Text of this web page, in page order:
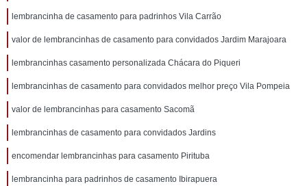
lembrancinha de casamento para padrinhos Vila Carrão
valor de lembrancinhas de casamento para convidados Jardim Marajoara
lembrancinhas casamento personalizada Chácara do Piqueri
lembrancinhas de casamento para convidados melhor preço Vila Pompeia
valor de lembrancinhas para casamento Sacomã
lembrancinhas de casamento para convidados Jardins
encomendar lembrancinhas para casamento Pirituba
lembrancinha para padrinhos de casamento Ibirapuera